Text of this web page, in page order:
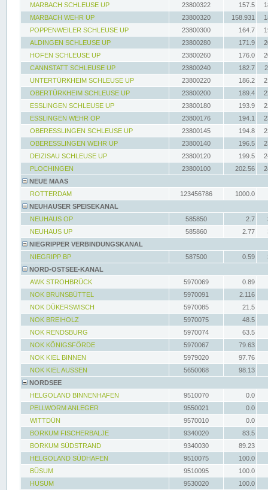
MARBACH SCHLEUSE UP
23800322 157.5
MARBACH WEHR UP
23800320 158.931
POPPENWEILER SCHLEUSE UP
23800300 164.7
ALDINGEN SCHLEUSE UP
23800280 171.9
HOFEN SCHLEUSE UP
23800260 176.0
CANNSTATT SCHLEUSE UP
23800240 182.7
UNTERTÜRKHEIM SCHLEUSE UP
23800220 186.2
OBERTÜRKHEIM SCHLEUSE UP
23800200 189.4
ESSLINGEN SCHLEUSE UP
23800180 193.9
ESSLINGEN WEHR OP
23800176 194.1
OBERESSLINGEN SCHLEUSE UP
23800145 194.8
OBERESSLINGEN WEHR UP
23800140 196.5
DEIZISAU SCHLEUSE UP
23800120 199.5
PLOCHINGEN
23800100 202.56
NEUE MAAS
ROTTERDAM
123456786
1000.0
NEUHAUSER SPEISEKANAL
NEUHAUS OP
585850 2.7
NEUHAUS UP
585860 2.77
NIEGRIPPER VERBINDUNGSKANAL
NIEGRIPP BP
587500 0.59
NORD-OSTSEE-KANAL
AWK STROHBRÜCK
5970069
0.89
NOK BRUNSBÜTTEL
5970091
2.116
NOK DÜKERSWISCH
5970085
21.5
NOK BREIHOLZ
5970075
48.5
NOK RENDSBURG
5970074
63.5
NOK KÖNIGSFÖRDE
5970067
79.63
NOK KIEL BINNEN
5979020
97.76
NOK KIEL AUSSEN
5650068
98.13
NORDSEE
HELGOLAND BINNENHAFEN
9510070
0.0
PELLWORM ANLEGER
9550021
0.0
WITTDÜN
9570010
0.0
BORKUM FISCHERBALJE
9340020
83.5
BORKUM SÜDSTRAND
9340030
89.23
HELGOLAND SÜDHAFEN
9510075
100.0
BÜSUM
9510095
100.0
HUSUM
9530020 100.0